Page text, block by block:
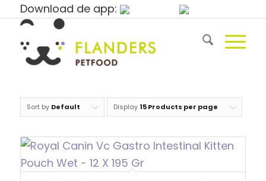
Download de app:
Sort by Default Display 15 Products per page